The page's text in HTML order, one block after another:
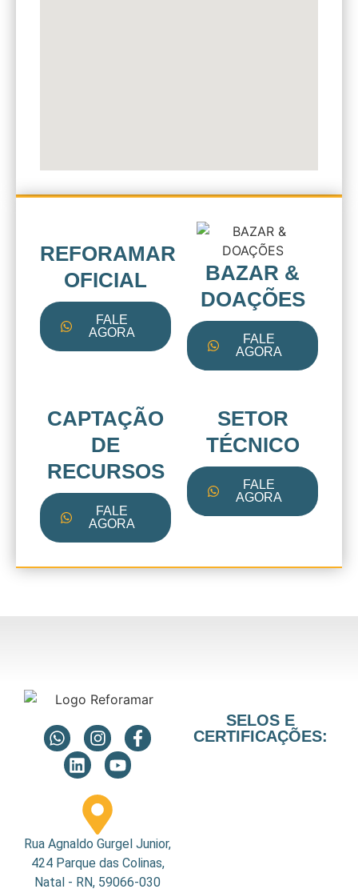
REFORAMAR
OFICIAL
FALE
AGORA
BAZAR &
DOAÇÕES
FALE
AGORA
CAPTAÇÃO
DE
RECURSOS
FALE
AGORA
SETOR
TÉCNICO
FALE
AGORA
Rua Agnaldo Gurgel Junior,
424 Parque das Colinas,
Natal - RN, 59066-030
SELOS E
CERTIFICAÇÕES: